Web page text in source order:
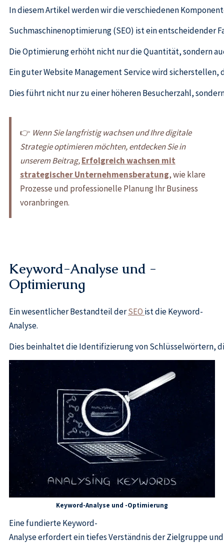
In diesem Artikel werden wir die verschiedenen
Suchmaschinenoptimierung (SEO) ist ein entscheidender
Die Optimierung erhöht nicht nur die Quantität, sondern
Ein guter Website Management Service wird
Dies führt nicht nur zu einer höheren Besucherzahl,
👉 Wenn Sie langfristig wachsen und Ihre digitale
Strategie optimieren möchten, entdecken Sie in
unserem Beitrag,Erfolgreich wachsen mit
strategischer Unternehmensberatung, wie klare
Prozesse und professionelle Planung Ihr Business
voranbringen.
Keyword-Analyse und -
Optimierung
Ein wesentlicher Bestandteil derSEO ist die Keyword-
Analyse.
Dies beinhaltet die Identifizierung von Schlüsselwörtern,
Keyword-Analyse und -Optimierung
Eine fundierte Keyword-
Analyse erfordert ein tiefes Verständnis der Zielgruppe